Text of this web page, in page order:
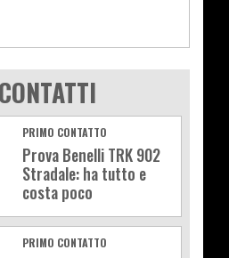
PRIMO CONTATTO
Prova Benelli TRK 902
Stradale: ha tutto e
costa poco
PRIMO CONTATTO